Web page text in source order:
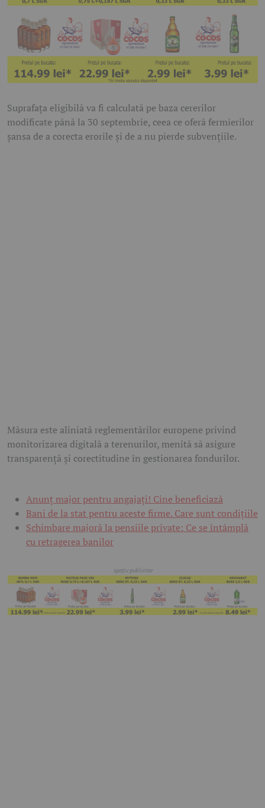
Suprafața eligibilă va fi calculată pe baza cererilor
modificate până la 30 septembrie, ceea ce oferă fermierilor
șansa de a corecta erorile și de a nu pierde subvențiile.
Măsura este aliniată reglementărilor europene privind
monitorizarea digitală a terenurilor, menită să asigure
transparență și corectitudine în gestionarea fondurilor.
Anunț major pentru angajați! Cine beneficiază
Bani de la stat pentru aceste firme. Care sunt condițiile
Schimbare majoră la pensiile private: Ce se întâmplă
cu retragerea banilor